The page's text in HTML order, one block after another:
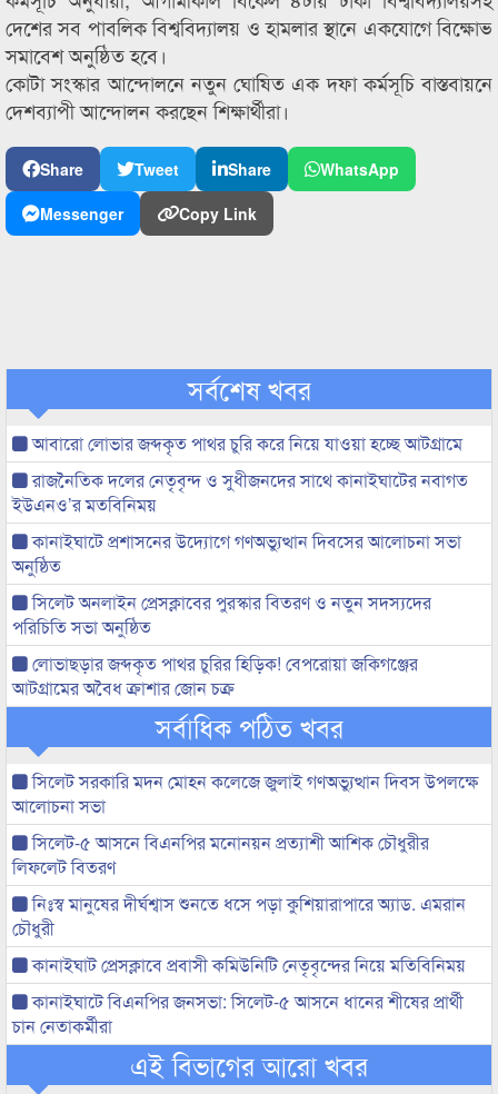
দেশের সব পাবলিক বিশ্ববিদ্যালয় ও হামলার স্থানে একযোগে বিক্ষোভ
সমাবেশ অনুষ্ঠিত হবে।
কোটা সংস্কার আন্দোলনে নতুন ঘোষিত এক দফা কর্মসূচি বাস্তবায়নে
দেশব্যাপী আন্দোলন করছেন শিক্ষার্থীরা।
Share Tweet Share
WhatsApp
Messenger
Copy Link
সর্বশেষ খবর
আবারো লোভার জব্দকৃত পাথর চুরি করে নিয়ে যাওয়া হচ্ছে আটগ্রামে
রাজনৈতিক দলের নেতৃবৃন্দ ও সুধীজনদের সাথে কানাইঘাটের নবাগত
ইউএনও’র মতবিনিময়
কানাইঘাটে প্রশাসনের উদ্যোগে গণঅভ্যুত্থান দিবসের আলোচনা সভা
অনুষ্ঠিত
সিলেট অনলাইন প্রেসক্লাবের পুরস্কার বিতরণ ও নতুন সদস্যদের
পরিচিতি সভা অনুষ্ঠিত
লোভাছড়ার জব্দকৃত পাথর চুরির হিড়িক! বেপরোয়া জকিগঞ্জের
আটগ্রামের অবৈধ ক্রাশার জোন চক্র
সর্বাধিক পঠিত খবর
সিলেট সরকারি মদন মোহন কলেজে জুলাই গণঅভ্যুত্থান দিবস উপলক্ষে
আলোচনা সভা
সিলেট-৫ আসনে বিএনপির মনোনয়ন প্রত্যাশী আশিক চৌধুরীর
লিফলেট বিতরণ
নিঃস্ব মানুষের দীর্ঘশ্বাস শুনতে ধসে পড়া কুশিয়ারাপারে অ্যাড. এমরান
চৌধুরী
কানাইঘাট প্রেসক্লাবে প্রবাসী কমিউনিটি নেতৃবৃন্দের নিয়ে মতিবিনিময়
কানাইঘাটে বিএনপির জনসভা: সিলেট-৫ আসনে ধানের শীষের প্রার্থী
চান নেতাকর্মীরা
এই বিভাগের আরো খবর